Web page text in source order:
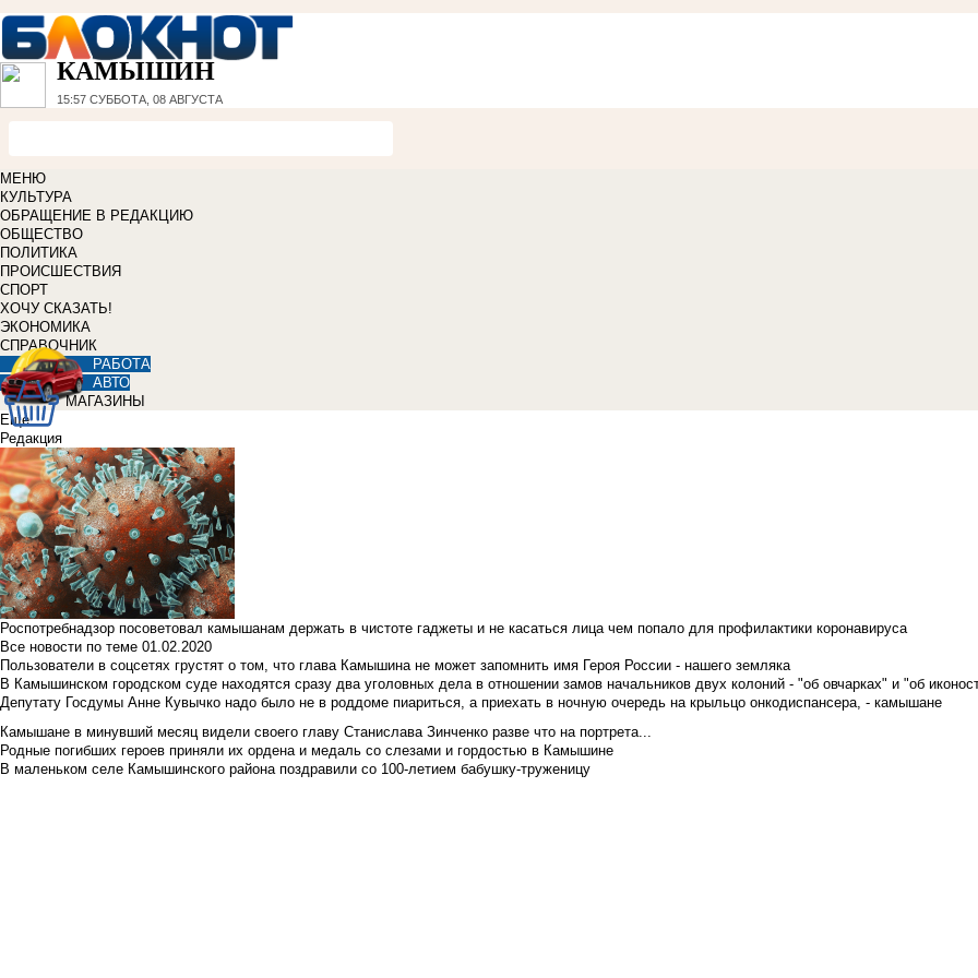
КАМЫШИН
15:57 СУББОТА, 08 АВГУСТА
МЕНЮ
КУЛЬТУРА
ОБРАЩЕНИЕ В РЕДАКЦИЮ
ОБЩЕСТВО
ПОЛИТИКА
ПРОИСШЕСТВИЯ
СПОРТ
ХОЧУ СКАЗАТЬ!
ЭКОНОМИКА
СПРАВОЧНИК
РАБОТА
АВТО
МАГАЗИНЫ
Еще
Редакция
Роспотребнадзор посоветовал камышанам держать в чистоте гаджеты и не касаться лица чем попало для профилактики коронавируса
Все новости по теме 01.02.2020
Пользователи в соцсетях грустят о том, что глава Камышина не может запомнить имя Героя России - нашего земляка
В Камышинском городском суде находятся сразу два уголовных дела в отношении замов начальников двух колоний - "об овчарках" и "об
Депутату Госдумы Анне Кувычко надо было не в роддоме пиариться, а приехать в ночную очередь на крыльцо онкодиспансера, - камышане
Камышане в минувший месяц видели своего главу Станислава Зинченко разве что на портрета...
Родные погибших героев приняли их ордена и медаль со слезами и гордостью в Камышине
В маленьком селе Камышинского района поздравили со 100-летием бабушку-труженицу